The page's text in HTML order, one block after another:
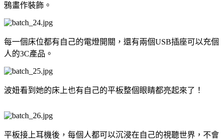
鴉畫作裝飾。
每一個床位都有自己的電燈開關，還有兩個USB插座可以充個
人的3C產品。
波妞看到她的床上也有自己的平板整個眼睛都亮起來了！
平板接上耳機後，每個人都可以沉浸在自己的視聽世界，不會